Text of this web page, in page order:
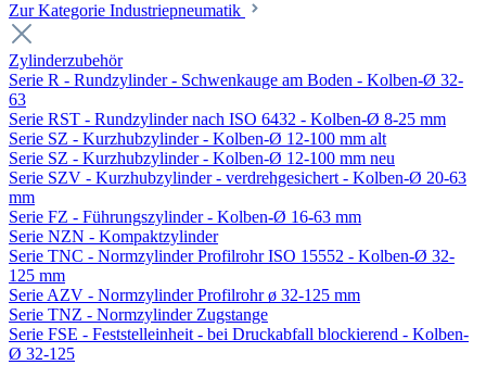
Zur Kategorie Industriepneumatik
Zylinderzubehör
Serie R - Rundzylinder - Schwenkauge am Boden - Kolben-Ø 32-
63
Serie RST - Rundzylinder nach ISO 6432 - Kolben-Ø 8-25 mm
Serie SZ - Kurzhubzylinder - Kolben-Ø 12-100 mm alt
Serie SZ - Kurzhubzylinder - Kolben-Ø 12-100 mm neu
Serie SZV - Kurzhubzylinder - verdrehgesichert - Kolben-Ø 20-63
mm
Serie FZ - Führungszylinder - Kolben-Ø 16-63 mm
Serie NZN - Kompaktzylinder
Serie TNC - Normzylinder Profilrohr ISO 15552 - Kolben-Ø 32-
125 mm
Serie AZV - Normzylinder Profilrohr ø 32-125 mm
Serie TNZ - Normzylinder Zugstange
Serie FSE - Feststelleinheit - bei Druckabfall blockierend - Kolben-
Ø 32-125